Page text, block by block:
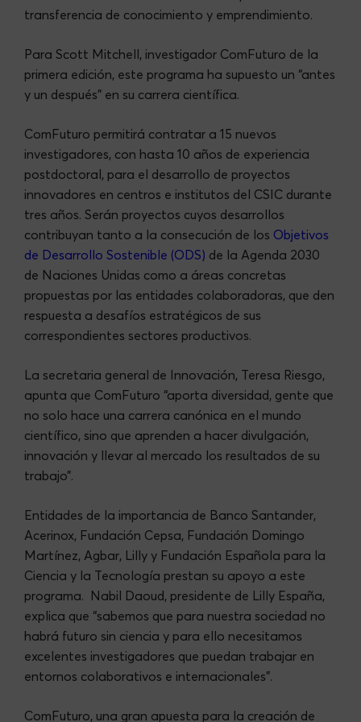
transferencia de conocimiento y emprendimiento.
Para Scott Mitchell, investigador ComFuturo de la
primera edición, este programa ha supuesto un “antes
y un después” en su carrera científica.
ComFuturo permitirá contratar a 15 nuevos
investigadores, con hasta 10 años de experiencia
postdoctoral, para el desarrollo de proyectos
innovadores en centros e institutos del CSIC durante
tres años. Serán proyectos cuyos desarrollos
contribuyan tanto a la consecución de los Objetivos
de Desarrollo Sostenible (ODS) de la Agenda 2030
de Naciones Unidas como a áreas concretas
propuestas por las entidades colaboradoras, que den
respuesta a desafíos estratégicos de sus
correspondientes sectores productivos.
La secretaria general de Innovación, Teresa Riesgo,
apunta que ComFuturo “aporta diversidad, gente que
no solo hace una carrera canónica en el mundo
científico, sino que aprenden a hacer divulgación,
innovación y llevar al mercado los resultados de su
trabajo”.
Entidades de la importancia de Banco Santander,
Acerinox, Fundación Cepsa, Fundación Domingo
Martínez, Agbar, Lilly y Fundación Española para la
Ciencia y la Tecnología prestan su apoyo a este
programa. Nabil Daoud, presidente de Lilly España,
explica que “sabemos que para nuestra sociedad no
habrá futuro sin ciencia y para ello necesitamos
excelentes investigadores que puedan trabajar en
entornos colaborativos e internacionales”.
ComFuturo, una gran apuesta para la creación de